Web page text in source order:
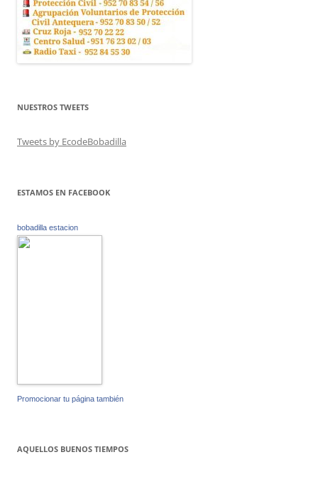
NUESTROS TWEETS
Tweets by EcodeBobadilla
ESTAMOS EN FACEBOOK
bobadilla estacion
Promocionar tu página también
AQUELLOS BUENOS TIEMPOS